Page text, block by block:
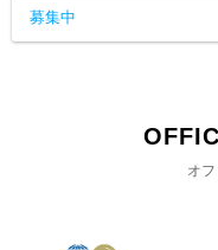
募集中
オ